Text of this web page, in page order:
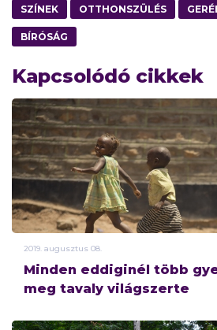
SZÍNEK OTTHONSZÜLÉS
BÍRÓSÁG
Kapcsolódó cikkek
2019. augusztus 08.
Minden eddiginél több
meg tavaly világszerte